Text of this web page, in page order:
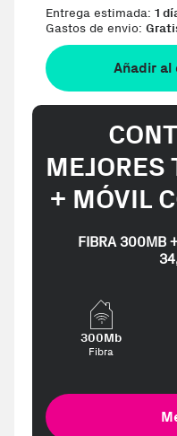
Entrega estimada: 1
Gastos de envio:
Añadir al
MEJORES
+ MÓVIL
FIBRA 300MB
300Mb
Fibra